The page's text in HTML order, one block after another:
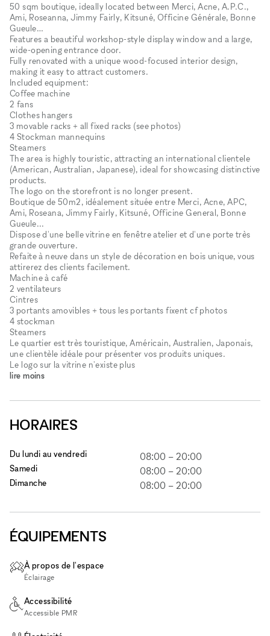
50 sqm boutique, ideally located between Merci, Acne, A.P.C.,
Ami, Roseanna, Jimmy Fairly, Kitsuné, Officine Générale, Bonne
Gueule…
Features a beautiful workshop-style display window and a large,
wide-opening entrance door.
Fully renovated with a unique wood-focused interior design,
making it easy to attract customers.
Included equipment:
Coffee machine
2 fans
Clothes hangers
3 movable racks + all fixed racks (see photos)
4 Stockman mannequins
Steamers
The area is highly touristic, attracting an international clientele
(American, Australian, Japanese), ideal for showcasing distinctive
products.
The logo on the storefront is no longer present.
Boutique de 50m2, idéalement située entre Merci, Acne, APC,
Ami, Roseana, Jimmy Fairly, Kitsuné, Officine General, Bonne
Gueule...
Dispose d'une belle vitrine en fenêtre atelier et d'une porte très
grande ouverture.
Refaite à neuve dans un style de décoration en bois unique, vous
attirerez des clients facilement.
Machine à café
2 ventilateurs
Cintres
3 portants amovibles + tous les portants fixent cf photos
4 stockman
Steamers
Le quartier est très touristique, Américain, Australien, Japonais,
une clientèle idéale pour présenter vos produits uniques.
Le logo sur la vitrine n'existe plus
lire moins
HORAIRES
Du lundi au vendredi 08:00 – 20:00
Samedi 08:00 – 20:00
Dimanche 08:00 – 20:00
ÉQUIPEMENTS
À propos de l'espace
Éclairage
Accessibilité
Accessible PMR